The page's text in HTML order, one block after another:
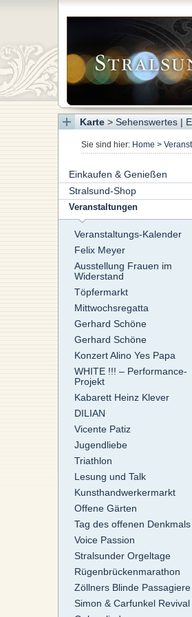
Karte> Sehenswertes|
Sie sind hier: Home >
Einkaufen & Genießen
Stralsund-Shop
Veranstaltungen
Veranstaltungs-Kalender
Felix Meyer
Ausstellung Frauen im
Widerstand
Töpfermarkt
Mittwochsregatta
Gerhard Schöne
Gerhard Schöne
Konzert Alino Yes Papa
WHITE !!! – Performance-
Projekt
Kabarett Heinz Klever
DILIAN
Vicente Patiz
Jugendliebe
Triathlon
Lesung und Talk
Kunsthandwerkermarkt
Offene Gärten
Tag des offenen Denkmals
Voice Passion
Stralsunder Orgeltage
Rügenbrückenmarathon
Zöllners Blinde Passagiere
Simon & Carfunkel Revival